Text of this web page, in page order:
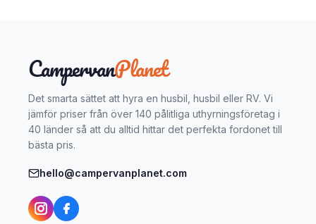
CampervanPlanet
Det smarta sättet att hyra en husbil, husbil eller RV. Vi
jämför priser från över 140 pålitliga uthyrningsföretag i
40 länder så att du alltid hittar det perfekta fordonet till
bästa pris.
hello@campervanplanet.com